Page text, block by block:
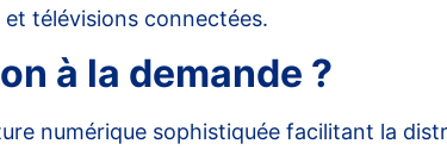
télévisions connectées.
à la demande ?
numérique sophistiquée facilitant la